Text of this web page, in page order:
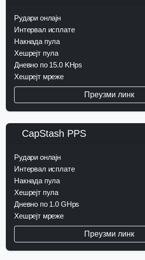
Рудари онлајн
Интервал исплате
Накнада пула
Хешрејт пула
Дневно по 15.0 KHps
Хешрејт мреже
Преузми линк
CapStash PPS
Рудари онлајн
Интервал исплате
Накнада пула
Хешрејт пула
Дневно по 1.0 GHps
Хешрејт мреже
Преузми линк